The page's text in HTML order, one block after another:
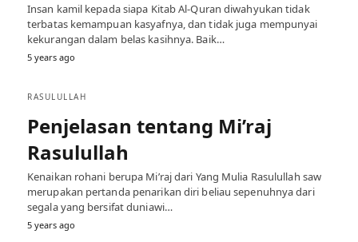
Insan kamil kepada siapa Kitab Al-Quran diwahyukan tidak
terbatas kemampuan kasyafnya, dan tidak juga mempunyai
kekurangan dalam belas kasihnya. Baik…
5 years ago
RASULULLAH
Penjelasan tentang Mi’raj
Rasulullah
Kenaikan rohani berupa Mi’raj dari Yang Mulia Rasulullah saw
merupakan pertanda penarikan diri beliau sepenuhnya dari
segala yang bersifat duniawi…
5 years ago